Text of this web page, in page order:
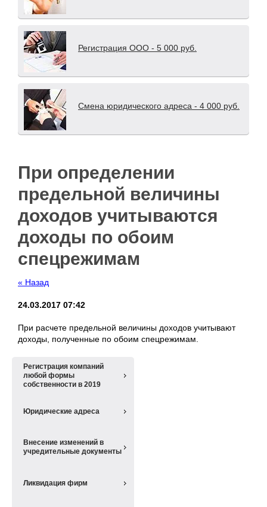
Регистрация компаний
любой формы
собственности в 2019
Юридические адреса
Внесение изменений в
учредительные документы
Ликвидация фирм
Регистрация ООО - 5 000 руб.
Смена юридического адреса - 4 000 руб.
При определении
предельной величины
доходов учитываются
доходы по обоим
спецрежимам
« Назад
24.03.2017 07:42
При расчете предельной величины доходов учитывают
доходы, полученные по обоим спецрежимам.